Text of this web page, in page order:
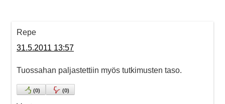
Repe
31.5.2011 13:57
Tuossahan paljastettiin myös tutkimusten taso.
(0) (0)